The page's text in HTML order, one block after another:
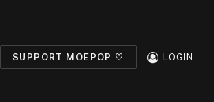
SUPPORT MOEPOP ♡ LOGIN